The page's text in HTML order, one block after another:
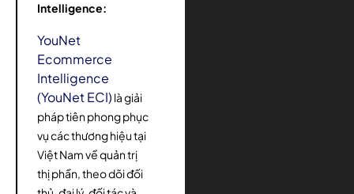
Intelligence:
YouNet
Ecommerce
Intelligence
(YouNet ECI) là giải
pháp tiên phong phục
vụ các thương hiệu tại
Việt Nam về quản trị
thị phần, theo dõi đối